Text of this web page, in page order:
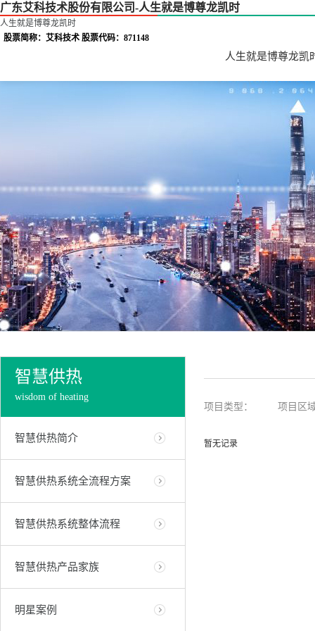
广东艾科技术股份有限公司-人生就是博尊龙凯时
人生就是博尊龙凯时
股票简称：艾科技术 股票代码：871148
人生就是博尊龙凯
智慧供热
wisdom of heating
智慧供热简介
智慧供热系统全流程方案
智慧供热系统整体流程
智慧供热产品家族
明星案例
项目类型： 项目区
暂无记录